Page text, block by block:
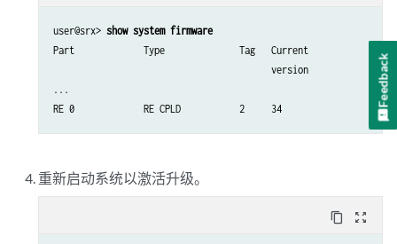
user@srx> show system firmware
Part             Type              Tag   Current
version
...
RE 0             RE CPLD           2     34                    35
重新启动系统以激活升级。
content_copy zoom_out_map
Feedback